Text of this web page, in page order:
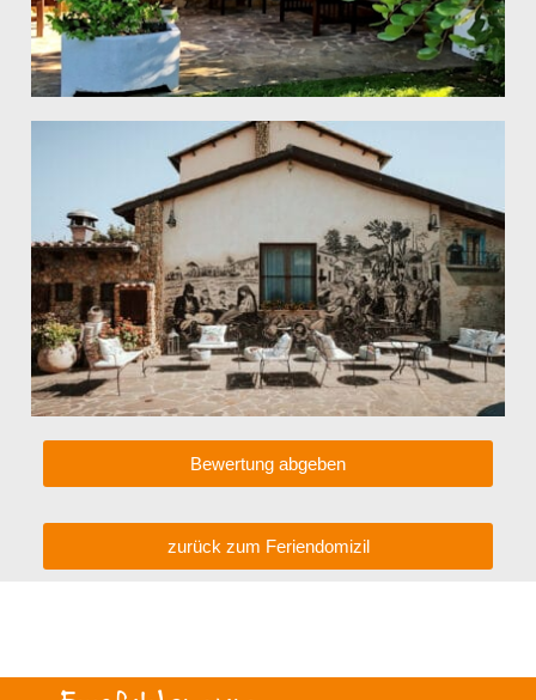
Bewertung abgeben
zurück zum Feriendomizil